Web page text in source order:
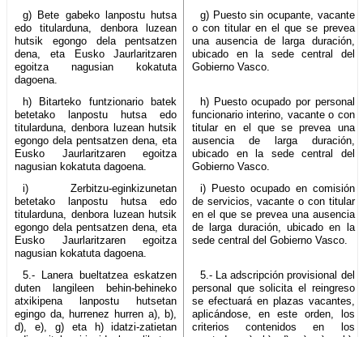
g) Bete gabeko lanpostu hutsa
edo titularduna, denbora luzean
hutsik egongo dela pentsatzen
dena, eta Eusko Jaurlaritzaren
egoitza nagusian kokatuta
dagoena.
g) Puesto sin ocupante, vacante
o con titular en el que se prevea
una ausencia de larga duración,
ubicado en la sede central del
Gobierno Vasco.
h) Bitarteko funtzionario batek
betetako lanpostu hutsa edo
titularduna, denbora luzean hutsik
egongo dela pentsatzen dena, eta
Eusko Jaurlaritzaren egoitza
nagusian kokatuta dagoena.
h) Puesto ocupado por personal
funcionario interino, vacante o con
titular en el que se prevea una
ausencia de larga duración,
ubicado en la sede central del
Gobierno Vasco.
i) Zerbitzu-eginkizunetan
betetako lanpostu hutsa edo
titularduna, denbora luzean hutsik
egongo dela pentsatzen dena, eta
Eusko Jaurlaritzaren egoitza
nagusian kokatuta dagoena.
i) Puesto ocupado en comisión
de servicios, vacante o con titular
en el que se prevea una ausencia
de larga duración, ubicado en la
sede central del Gobierno Vasco.
5.- Lanera bueltatzea eskatzen
duten langileen behin-behineko
atxikipena lanpostu hutsetan
egingo da, hurrenez hurren a), b),
d), e), g) eta h) idatzi-zatietan
5.- La adscripción provisional del
personal que solicita el reingreso
se efectuará en plazas vacantes,
aplicándose, en este orden, los
criterios contenidos en los